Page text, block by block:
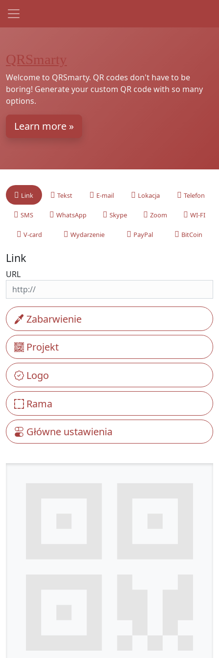
QRSmarty
Welcome to QRSmarty. QR codes don't have to be
boring! Generate your custom QR code with so many
options.
Learn more »
Link Tekst E-mail Lokacja Telefon
SMS WhatsApp Skype Zoom WI-FI
V-card Wydarzenie PayPal BitCoin
Link
URL
Zabarwienie
Projekt
Logo
Rama
Główne ustawienia